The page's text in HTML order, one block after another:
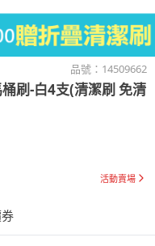
品號： 14509662
刷-白4支(清潔刷 免清
活動賣場